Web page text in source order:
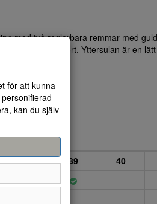
med två reglerbara remmar med
dig en skön komfort. Yttersulan är en
38 39 40
för att kunna
kan du själv